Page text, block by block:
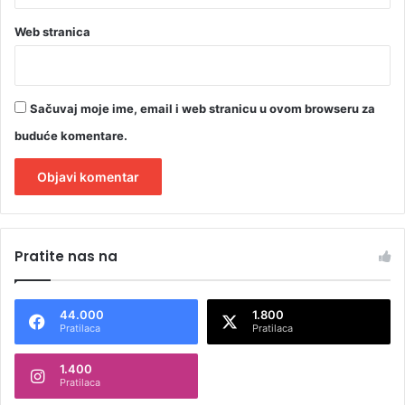
b
e
z
r
z
č
t
v
a
Web stranica
Sačuvaj moje ime, email i web stranicu u ovom browseru za
buduće komentare.
t
n
t
Pratite nas na
44.000
Pratilaca
1.800
Pratilaca
1.400
Pratilaca